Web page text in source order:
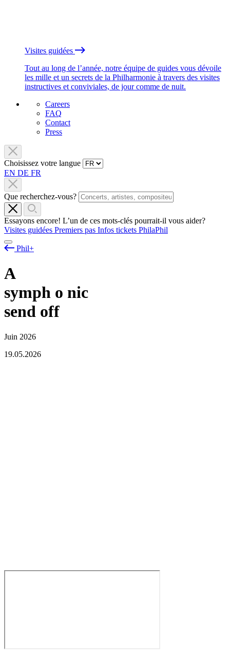
Visites guidées
Tout au long de l’année, notre équipe de guides vous dévoile
les mille et un secrets de la Philharmonie à travers des visites
instructives et conviviales, de jour comme de nuit.
Careers
FAQ
Contact
Press
Choisissez votre langue
EN DE FR
Que recherchez-vous?
Essayons encore! L’un de ces mots-clés pourrait-il vous aider?
Visites guidées Premiers pas Infos tickets PhilaPhil
Phil+
A
symph o nic
send off
Juin 2026
19.05.2026